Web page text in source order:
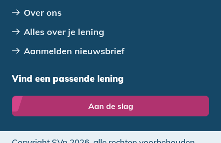
Over ons
Alles over je lening
Aanmelden nieuwsbrief
Vind een passende lening
Aan de slag